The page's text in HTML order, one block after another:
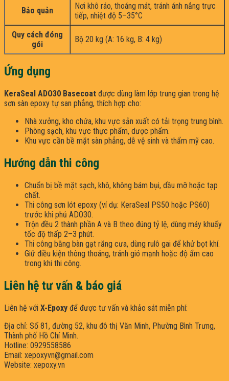
Bảo quản
Nơi khô ráo, thoáng mát, tránh ánh nắng trực
tiếp, nhiệt độ 5–35°C
Quy cách đóng
gói
Bộ 20 kg (A: 16 kg, B: 4 kg)
Ứng dụng
KeraSeal ADO30 Basecoat được dùng làm lớp trung gian trong hệ
sơn sàn epoxy tự san phẳng, thích hợp cho:
Nhà xưởng, kho chứa, khu vực sản xuất có tải trọng trung bình.
Phòng sạch, khu vực thực phẩm, dược phẩm.
Khu vực cần bề mặt sàn phẳng, dễ vệ sinh và thẩm mỹ cao.
Hướng dẫn thi công
Chuẩn bị bề mặt sạch, khô, không bám bụi, dầu mỡ hoặc tạp
chất.
Thi công sơn lót epoxy (ví dụ: KeraSeal PS50 hoặc PS60)
trước khi phủ ADO30.
Trộn đều 2 thành phần A và B theo đúng tỷ lệ, dùng máy khuấy
tốc độ thấp 2–3 phút.
Thi công bằng bàn gạt răng cưa, dùng rulô gai để khử bọt khí.
Giữ điều kiện thông thoáng, tránh gió mạnh hoặc độ ẩm cao
trong khi thi công.
Liên hệ tư vấn & báo giá
Liên hệ với X-Epoxy để được tư vấn và khảo sát miễn phí:
Địa chỉ: Số 81, đường 52, khu đô thị Văn Minh, Phường Bình Trưng,
Thành phố Hồ Chí Minh.
Hotline: 0929558586
Email: xepoxyvn@gmail.com
Website: xepoxy.vn